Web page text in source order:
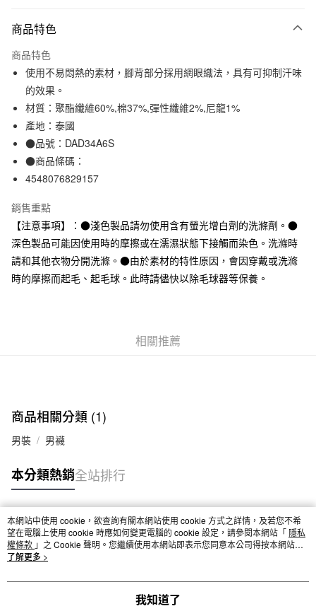
信用卡一次付款
信用卡分期付款
3 期 0 利率 每期
合作金庫商業銀行
第一商業銀行
華南商業銀行
上海商業儲蓄銀行
臺灣中小企業銀行
匯豐（台灣）商業銀行
元大商業銀行
玉山商業銀行
星展（台灣）商業銀行
台新國際商業銀行
中國信託商業銀行
台灣樂天信用卡公司
超商取貨付款
LINE Pay
Apple Pay
悠遊付
運送方式
全家取貨付款
每筆NT$65，滿NT$1,000(含以上)免運費
付款後7-11取貨
每筆NT$150，滿NT$2,000(含以上)免運費
無印良品門市自取
免運費
商品特色
商品特色
使用不易悶熱的素材，腳背部分採用網眼織法，具有可抑制汗味
的效果。
材質：聚酯纖維60%,棉37%,彈性纖維2%,尼龍1%
產地：泰國
●品號：DAD34A6S
●商品條碼：
4548076829157
銷售重點
【注意事項】：●淺色製品請勿使用含有螢光增白劑的洗滌劑。●
深色製品可能因使用時的摩擦或在濡濕狀態下接觸而染色。洗滌時
請和其他衣物分開洗滌。●由於素材的特性原因，會因穿戴或洗滌
時的摩擦而起毛、起毛球。此時請儘快以除毛球器等保養。
相關推薦
商品相關分類 (1)
男裝 男襪
本分類熱銷全站排行
熱門標籤
本網站中使用 cookie，欲查詢有關本網站使用 cookie 方式之詳情，及若您不希
望在電腦上使用 cookie 時應如何變更電腦的 cookie 設定，請參閱本網站「 隱私
權條款 」之 Cookie 聲明。您繼續使用本網站即表示您同意本公司得按本網站使
用條款之 Cookie 聲明使用 cookie。
了解更多 >
我知道了